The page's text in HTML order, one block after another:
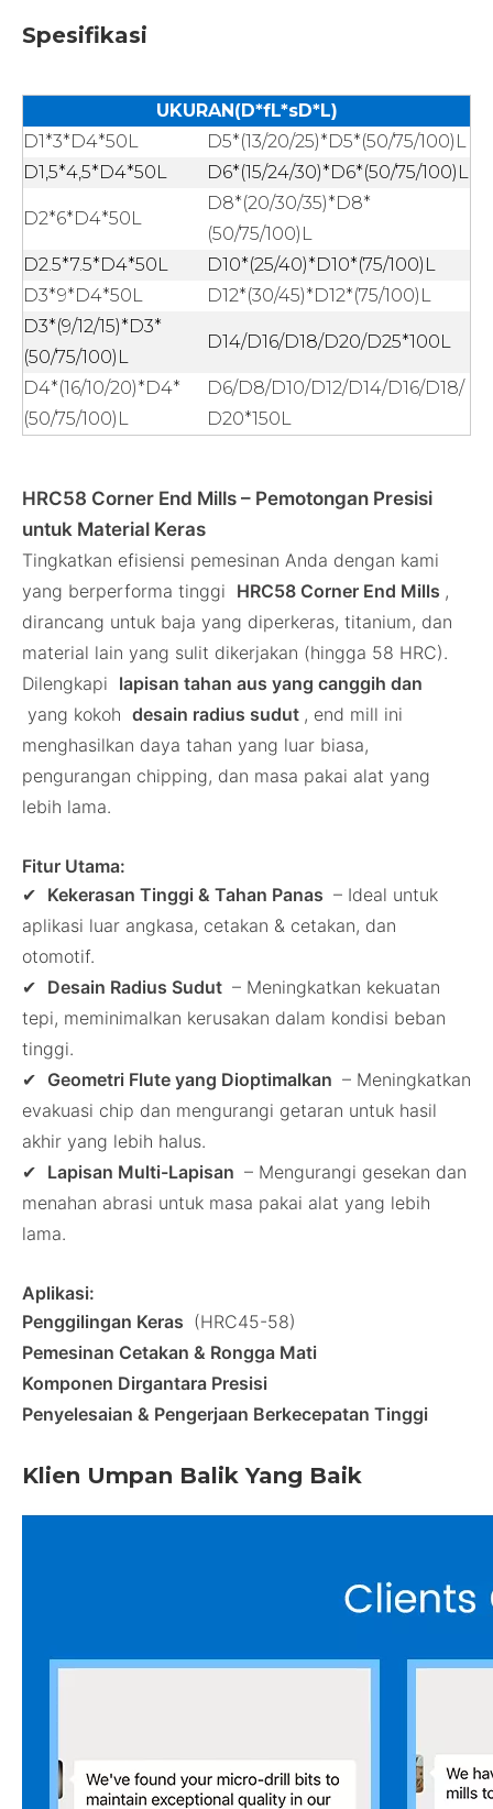
Spesifikasi
UKURAN(D*fL*sD*L)
D1*3*D4*50L
D5*(13/20/25)*D5*(50/75/100)L
D1,5*4,5*D4*50L
D6*(15/24/30)*D6*(50/75/100)L
D2*6*D4*50L
D8*(20/30/35)*D8*
(50/75/100)L
D2.5*7.5*D4*50L
D10*(25/40)*D10*(75/100)L
D3*9*D4*50L
D12*(30/45)*D12*(75/100)L
D3*(9/12/15)*D3*
(50/75/100)L
D14/D16/D18/D20/D25*100L
D4*(16/10/20)*D4*
(50/75/100)L
D6/D8/D10/D12/D14/D16/D18/
D20*150L
HRC58 Corner End Mills – Pemotongan Presisi
untuk Material Keras
Tingkatkan efisiensi pemesinan Anda dengan kami
yang berperforma tinggi HRC58 Corner End Mills ,
dirancang untuk baja yang diperkeras, titanium, dan
material lain yang sulit dikerjakan (hingga 58 HRC).
Dilengkapi lapisan tahan aus yang canggih dan
yang kokoh desain radius sudut , end mill ini
menghasilkan daya tahan yang luar biasa,
pengurangan chipping, dan masa pakai alat yang
lebih lama.
Fitur Utama:
✔ Kekerasan Tinggi & Tahan Panas – Ideal untuk
aplikasi luar angkasa, cetakan & cetakan, dan
otomotif.
✔ Desain Radius Sudut – Meningkatkan kekuatan
tepi, meminimalkan kerusakan dalam kondisi beban
tinggi.
✔ Geometri Flute yang Dioptimalkan – Meningkatkan
evakuasi chip dan mengurangi getaran untuk hasil
akhir yang lebih halus.
✔ Lapisan Multi-Lapisan – Mengurangi gesekan dan
menahan abrasi untuk masa pakai alat yang lebih
lama.
Aplikasi:
Penggilingan Keras (HRC45-58)
Pemesinan Cetakan & Rongga Mati
Komponen Dirgantara Presisi
Penyelesaian & Pengerjaan Berkecepatan Tinggi
Klien Umpan Balik Yang Baik